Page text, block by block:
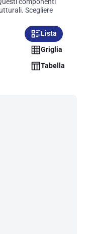
Scegliere
Lista
Griglia
Tabella